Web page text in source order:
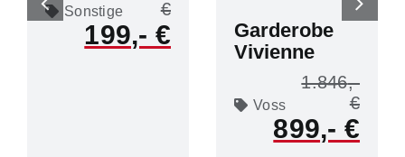
Sonstige
199
Garderobe
Vivienne
Voss
1.846
899